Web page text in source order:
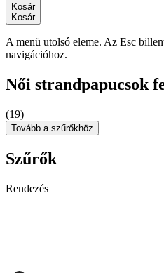
Kosár
Kosár
A menü utolsó eleme. Az Esc
navigációhoz.
Női strandpapucsok
(19)
Tovább a szűrőkhöz
Szűrők
Rendezés